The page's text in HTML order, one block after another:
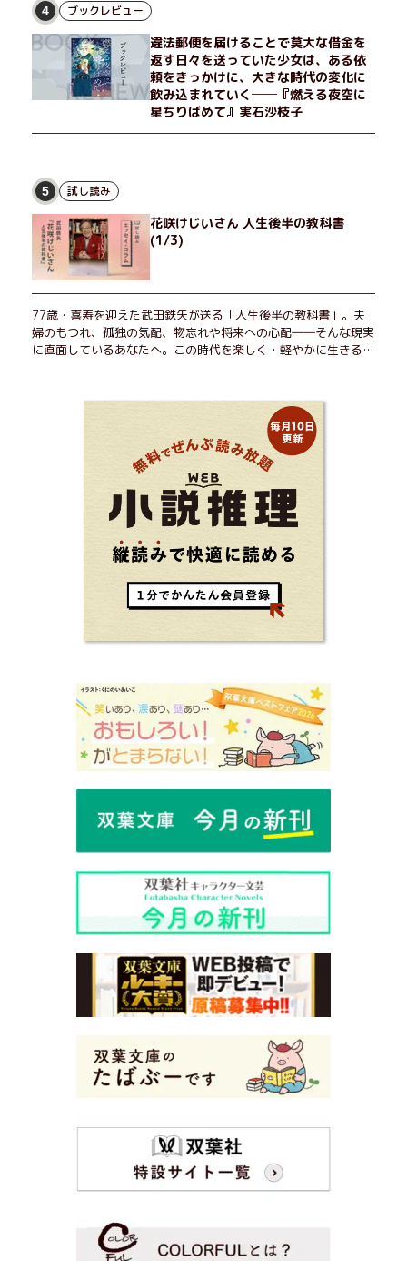
恵弥は、まるで影のような存在の博士とまみえることはできるの
か？ そして、唄の歌詞「かたむくマリア」に込められた秘密と
は？ 謎めいたラストが鮮烈な余韻を残すシリーズ第四作！
4 ブックレビュー
違法郵便を届けることで莫大な借金を
返す日々を送っていた少女は、ある依
頼をきっかけに、大きな時代の変化に
飲み込まれていく──『燃える夜空に
星ちりばめて』実石沙枝子
5 試し読み
花咲けじいさん 人生後半の教科書
(1/3)
77歳・喜寿を迎えた武田鉄矢が送る「人生後半の教科書」。夫
婦のもつれ、孤独の気配、物忘れや将来への心配――そんな現実
に直面しているあなたへ。この時代を楽しく・軽やかに生きるヒ
ら！ 読むだけで前向きになれる一冊。